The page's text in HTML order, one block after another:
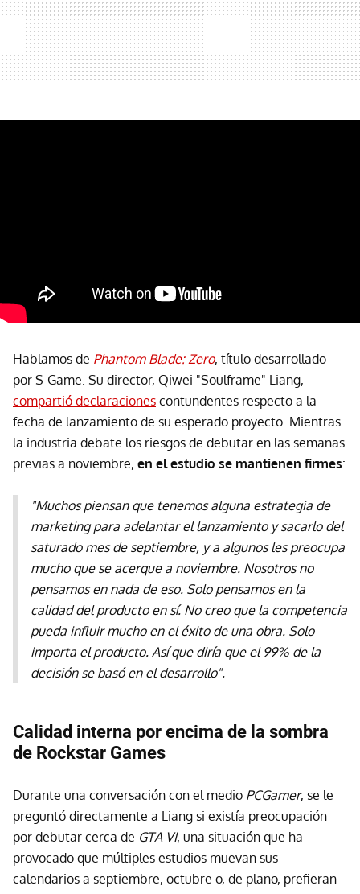
Hablamos de Phantom Blade: Zero, título desarrollado
por S-Game. Su director, Qiwei "Soulframe" Liang,
compartió declaraciones contundentes respecto a la
fecha de lanzamiento de su esperado proyecto. Mientras
la industria debate los riesgos de debutar en las semanas
previas a noviembre, en el estudio se mantienen firmes:
"Muchos piensan que tenemos alguna estrategia de
marketing para adelantar el lanzamiento y sacarlo del
saturado mes de septiembre, y a algunos les preocupa
mucho que se acerque a noviembre. Nosotros no
pensamos en nada de eso. Solo pensamos en la
calidad del producto en sí. No creo que la competencia
pueda influir mucho en el éxito de una obra. Solo
importa el producto. Así que diría que el 99% de la
decisión se basó en el desarrollo".
Calidad interna por encima de la sombra
de Rockstar Games
Durante una conversación con el medio PCGamer, se le
preguntó directamente a Liang si existía preocupación
por debutar cerca de GTA VI, una situación que ha
provocado que múltiples estudios muevan sus
calendarios a septiembre, octubre o, de plano, prefieran